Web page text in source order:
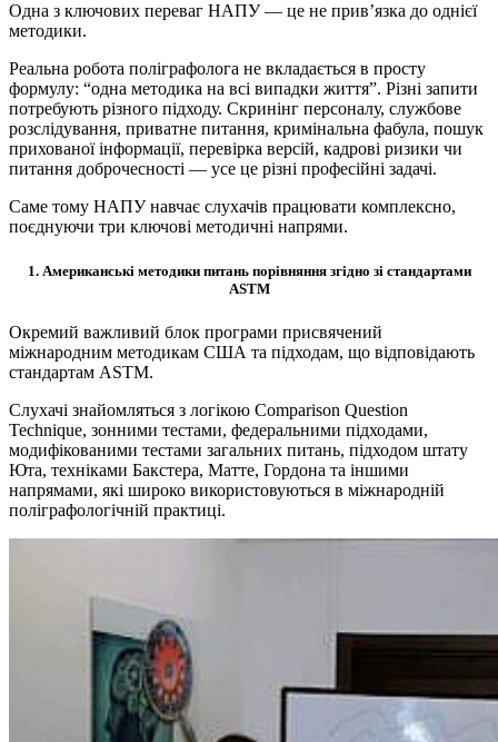
Одна з ключових переваг НАПУ — це не прив’язка до однієї
методики.
Реальна робота поліграфолога не вкладається в просту
формулу: “одна методика на всі випадки життя”. Різні запити
потребують різного підходу. Скринінг персоналу, службове
розслідування, приватне питання, кримінальна фабула, пошук
прихованої інформації, перевірка версій, кадрові ризики чи
питання доброчесності — усе це різні професійні задачі.
Саме тому НАПУ навчає слухачів працювати комплексно,
поєднуючи три ключові методичні напрями.
1. Американські методики питань порівняння згідно зі стандартами
ASTM
Окремий важливий блок програми присвячений
міжнародним методикам США та підходам, що відповідають
стандартам ASTM.
Слухачі знайомляться з логікою Comparison Question
Technique, зонними тестами, федеральними підходами,
модифікованими тестами загальних питань, підходом штату
Юта, техніками Бакстера, Матте, Гордона та іншими
напрямами, які широко використовуються в міжнародній
поліграфологічній практиці.